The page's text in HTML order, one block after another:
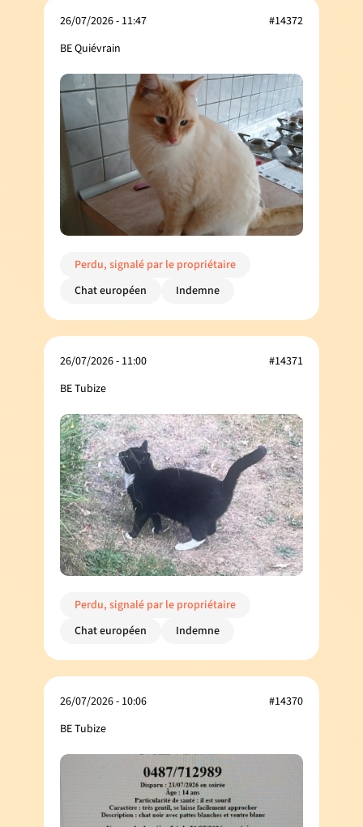
26/07/2026 - 11:47
BE Quiévrain
#14372
Perdu, signalé par le propriétaire
Chat européen
Indemne
26/07/2026 - 11:00
BE Tubize
#14371
Perdu, signalé par le propriétaire
Chat européen
Indemne
26/07/2026 - 10:06
BE Tubize
#14370